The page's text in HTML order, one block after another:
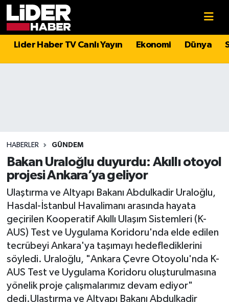
Lider Haber TV Canlı Yayın Ekonomi Dünya
HABERLER GÜNDEM
Bakan Uraloğlu duyurdu: Akıllı otoyol
projesi Ankara’ya geliyor
Ulaştırma ve Altyapı Bakanı Abdulkadir Uraloğlu,
Hasdal-İstanbul Havalimanı arasında hayata
geçirilen Kooperatif Akıllı Ulaşım Sistemleri (K-
AUS) Test ve Uygulama Koridoru'nda elde edilen
tecrübeyi Ankara'ya taşımayı hedeflediklerini
söyledi. Uraloğlu, "Ankara Çevre Otoyolu'nda K-
AUS Test ve Uygulama Koridoru oluşturulmasına
yönelik proje çalışmalarımız devam ediyor"
dedi.Ulaştırma ve Altyapı Bakanı Abdulkadir
Politika
Magazin
Spor
Sağlık
Teknoloji
Turizm
Kültür - Sanat
Lider Haber TV Canlı Yayın izle
Hava Durumu
Süper Lig Puan Durumu ve Fikstür
Tüm Manşetler
Son Dakika Haberleri
Haber Arşivi